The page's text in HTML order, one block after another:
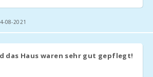
УРЯД ІСПАНІЇ І БАЛЕАРСЬКІ
ЕКО-ПОДАТОК.
на людину в день. Наступні дні 1,10
08-2021
das Haus waren sehr gut gepflegt!